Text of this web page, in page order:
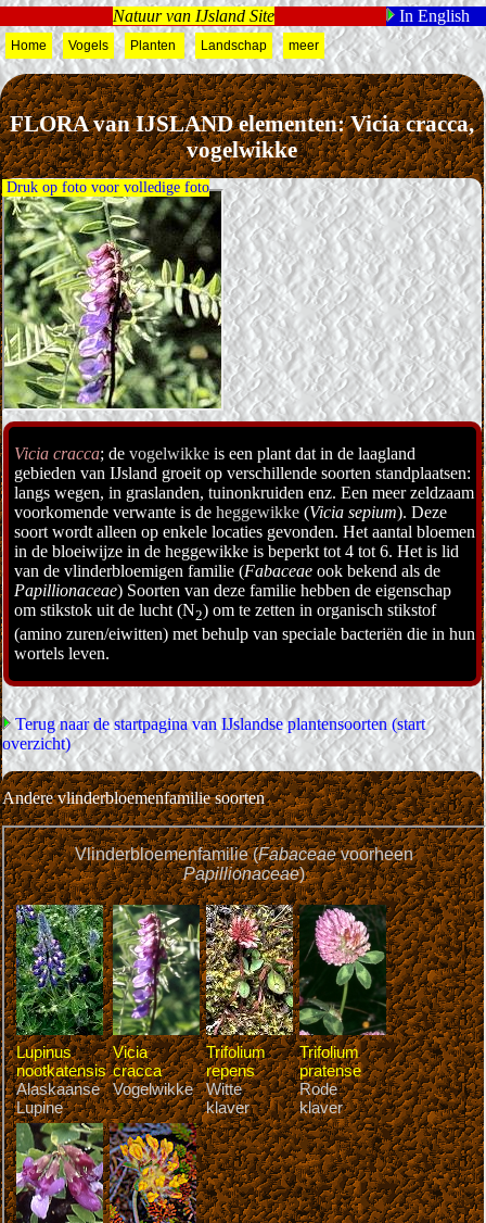
FLORA van IJSLAND elementen: Vicia cracca,
vogelwikke
Vicia cracca; de vogelwikke is een plant dat in de laagland
gebieden van IJsland groeit op verschillende soorten standplaatsen:
langs wegen, in graslanden, tuinonkruiden enz. Een meer zeldzaam
voorkomende verwante is de heggewikke (Vicia sepium). Deze
soort wordt alleen op enkele locaties gevonden. Het aantal bloemen
in de bloeiwijze in de heggewikke is beperkt tot 4 tot 6. Het is lid
van de vlinderbloemigen familie (Fabaceae ook bekend als de
Papillionaceae) Soorten van deze familie hebben de eigenschap
om stikstok uit de lucht (N2) om te zetten in organisch stikstof
(amino zuren/eiwitten) met behulp van speciale bacteriën die in hun
wortels leven.
Terug naar de startpagina van IJslandse plantensoorten (start
overzicht)
Andere vlinderbloemenfamilie soorten
Druk op foto voor volledige foto
Natuur van IJsland Site In English
Home Vogels Planten Landschap meer